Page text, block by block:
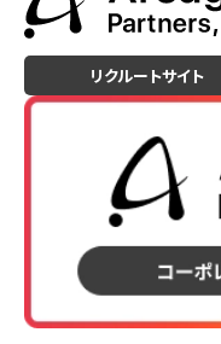
リクルートサイト